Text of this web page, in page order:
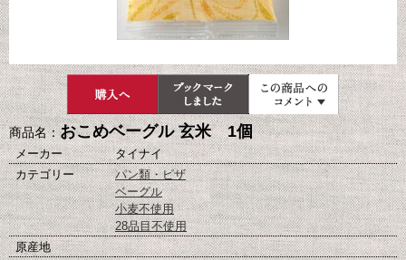
商品名：おこめベーグル 玄米 1個
メーカー
タイナイ
カテゴリー
パン類・ピザ
ベーグル
小麦不使用
28品目不使用
原産地